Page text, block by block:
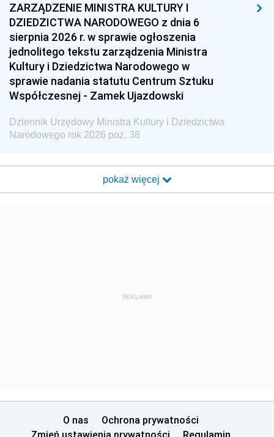
ZARZĄDZENIE MINISTRA KULTURY I
DZIEDZICTWA NARODOWEGO z dnia 6
sierpnia 2026 r. w sprawie ogłoszenia
jednolitego tekstu zarządzenia Ministra
Kultury i Dziedzictwa Narodowego w
sprawie nadania statutu Centrum Sztuku
Współczesnej - Zamek Ujazdowski
Dziennik Urzędowy Ministra Kultury i Dziedzictwa
Narodowego rok 2026 poz. 38
pokaż więcej
REKLAMA
O nas
Ochrona prywatności
Zmień ustawienia prywatności
Regulamin